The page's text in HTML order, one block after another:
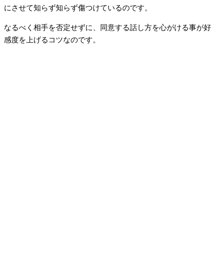
にさせて知らず知らず傷つけているのです。
なるべく相手を否定せずに、同意する話し方を心がける事が好
感度を上げるコツなのです。